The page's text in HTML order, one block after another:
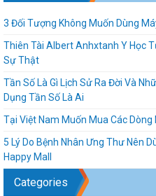
3 Đối Tượng Không Muốn Dùng
Thiên Tài Albert Anhxtanh Y Học
Sự Thật
Tần Số Là Gì Lịch Sử Ra Đời Và
Dụng Tần Số Là Ai
Tại Việt Nam Muốn Mua Các
5 Lý Do Bệnh Nhân Ưng Thư Nên
Happy Mall
Categories